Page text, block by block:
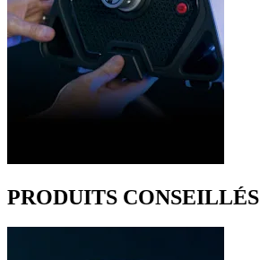
PRODUITS CONSEILLÉS